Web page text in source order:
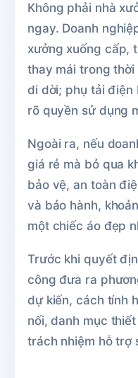
Không phải nhà
ngay. Doanh
xưởng xuống cấp,
thay mái trong
di dời; phụ tải điện
rõ quyền sử dụng
Ngoài ra, nếu
giá rẻ mà bỏ qua
bảo vệ, an toàn
và bảo hành,
một chiếc áo đẹp
Trước khi quyết
công đưa ra
dự kiến, cách tính
nối, danh mục
trách nhiệm hỗ trợ